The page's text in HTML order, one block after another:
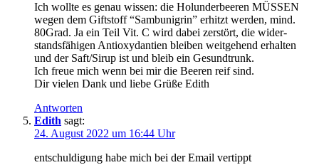
Ich woll­te es genau wis­sen: die Holun­der­bee­ren MÜSSEN
wegen dem Gift­stoff “Sam­bu­nig­rin” erhitzt wer­den, mind.
80Grad. Ja ein Teil Vit. C wird dabei zer­stört, die wider­
stands­fä­hi­gen Anti­oxy­dan­ti­en blei­ben weit­ge­hend erhal­ten
und der Saft/Sirup ist und bleib ein Gesundtrunk.
Ich freue mich wenn bei mir die Bee­ren reif sind.
Dir vie­len Dank und lie­be Grü­ße Edith
Antworten
Edith sagt:
24. August 2022 um 16:44 Uhr
ent­schul­di­gung habe mich bei der Email vertippt